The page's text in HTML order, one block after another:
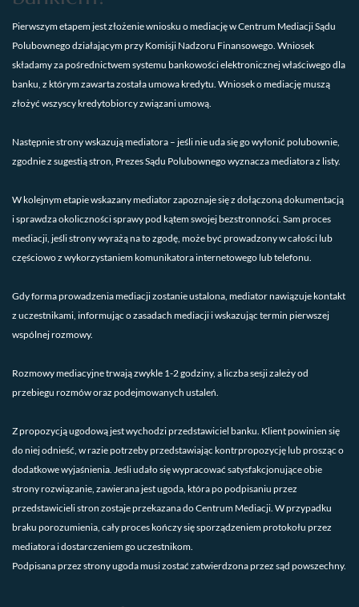
Pierwszym etapem jest złożenie wniosku o mediację w Centrum Mediacji Sądu
Polubownego działającym przy Komisji Nadzoru Finansowego. Wniosek
składamy za pośrednictwem systemu bankowości elektronicznej właściwego dla
banku, z którym zawarta została umowa kredytu. Wniosek o mediację muszą
złożyć wszyscy kredytobiorcy związani umową.
Następnie strony wskazują mediatora – jeśli nie uda się go wyłonić polubownie,
zgodnie z sugestią stron, Prezes Sądu Polubownego wyznacza mediatora z listy.
W kolejnym etapie wskazany mediator zapoznaje się z dołączoną dokumentacją
i sprawdza okoliczności sprawy pod kątem swojej bezstronności. Sam proces
mediacji, jeśli strony wyrażą na to zgodę, może być prowadzony w całości lub
częściowo z wykorzystaniem komunikatora internetowego lub telefonu.
Gdy forma prowadzenia mediacji zostanie ustalona, mediator nawiązuje kontakt
z uczestnikami, informując o zasadach mediacji i wskazując termin pierwszej
wspólnej rozmowy.
Rozmowy mediacyjne trwają zwykle 1-2 godziny, a liczba sesji zależy od
przebiegu rozmów oraz podejmowanych ustaleń.
Z propozycją ugodową jest wychodzi przedstawiciel banku. Klient powinien się
do niej odnieść, w razie potrzeby przedstawiając kontrpropozycję lub prosząc o
dodatkowe wyjaśnienia. Jeśli udało się wypracować satysfakcjonujące obie
strony rozwiązanie, zawierana jest ugoda, która po podpisaniu przez
przedstawicieli stron zostaje przekazana do Centrum Mediacji. W przypadku
braku porozumienia, cały proces kończy się sporządzeniem protokołu przez
mediatora i dostarczeniem go uczestnikom.
Podpisana przez strony ugoda musi zostać zatwierdzona przez sąd powszechny.